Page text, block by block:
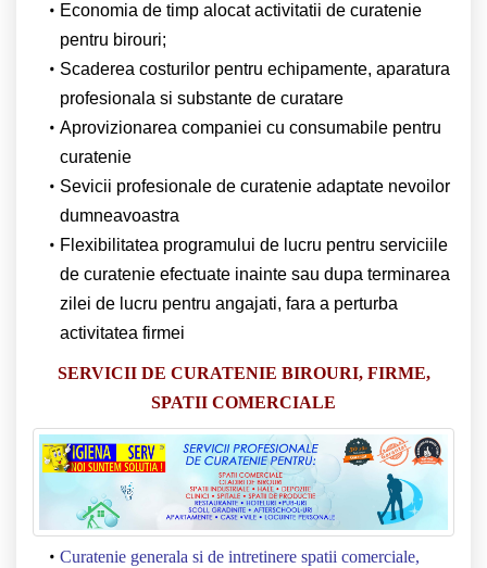
Economia de timp alocat activitatii de curatenie
pentru birouri;
Scaderea costurilor pentru echipamente, aparatura
profesionala si substante de curatare
Aprovizionarea companiei cu consumabile pentru
curatenie
Sevicii profesionale de curatenie adaptate nevoilor
dumneavoastra
Flexibilitatea programului de lucru pentru serviciile
de curatenie efectuate inainte sau dupa terminarea
zilei de lucru pentru angajati, fara a perturba
activitatea firmei
SERVICII DE CURATENIE BIROURI, FIRME,
SPATII COMERCIALE
Curatenie generala si de intretinere spatii comerciale,